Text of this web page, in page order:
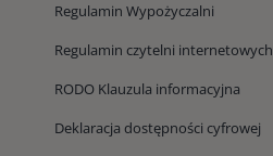
Regulamin Wypożyczalni
Regulamin czytelni internetowych
RODO Klauzula informacyjna
Deklaracja dostępności cyfrowej